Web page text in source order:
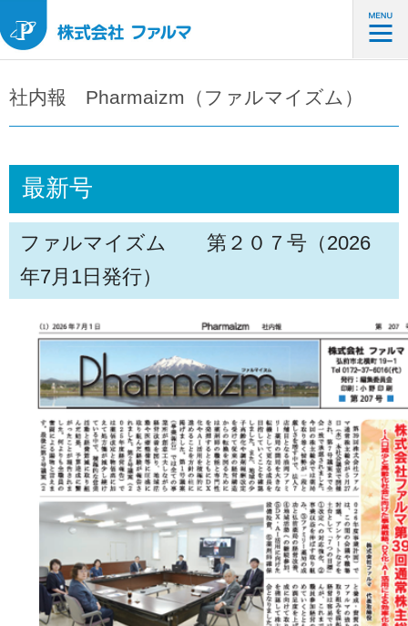
社内報 Pharmaizm（ファルマイズム）
最新号
ファルマイズム 第２０７ 号（2026
年7月1日発行）